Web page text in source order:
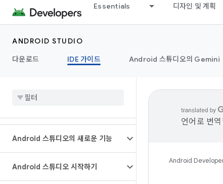
Essentials 디자인 및 계획
ANDROID STUDIO
다운로드
IDE 가이드 Android 스튜디오의 Gemini
Android 스튜디오의 새로운 기능
Android 스튜디오 시작하기
언어로 번
Android